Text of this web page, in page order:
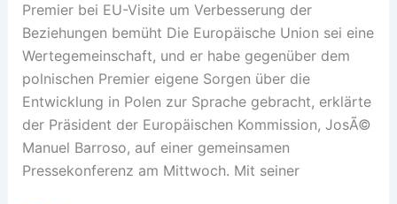
Premier bei EU-Visite um Verbesserung der
Beziehungen bemüht Die Europäische Union sei eine
Wertegemeinschaft, und er habe gegenüber dem
polnischen Premier eigene Sorgen über die
Entwicklung in Polen zur Sprache gebracht, erklärte
der Präsident der Europäischen Kommission, JosÃ©
Manuel Barroso, auf einer gemeinsamen
Pressekonferenz am Mittwoch. Mit seiner